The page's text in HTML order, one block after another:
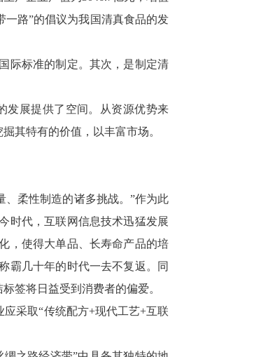
一路”的倡议为我国清真食品的发
际标准的制定。其次，是制定清
发展提供了空间。从资源优势来
其特有的价值，以丰富市场。
、柔性制造的诸多挑战。”作为此
时代，互联网信息技术迅猛发展
，使得大单品、长寿命产品的培
霸几十年的时代一去不复返。同
签将日益受到消费者的偏爱。
采取“传统配方+现代工艺+互联